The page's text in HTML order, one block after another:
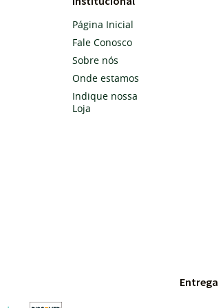
Página Inicial
Fale Conosco
Sobre nós
Onde estamos
Indique nossa
Loja
Entrega